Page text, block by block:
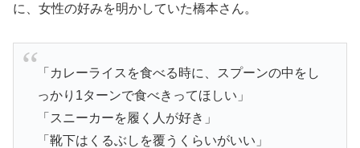
に、女性の好みを明かしていた橋本さん。
「カレーライスを食べる時に、スプーンの中をし
っかり1ターンで食べきってほしい」
「スニーカーを履く人が好き」
「靴下はくるぶしを覆うくらいがいい」